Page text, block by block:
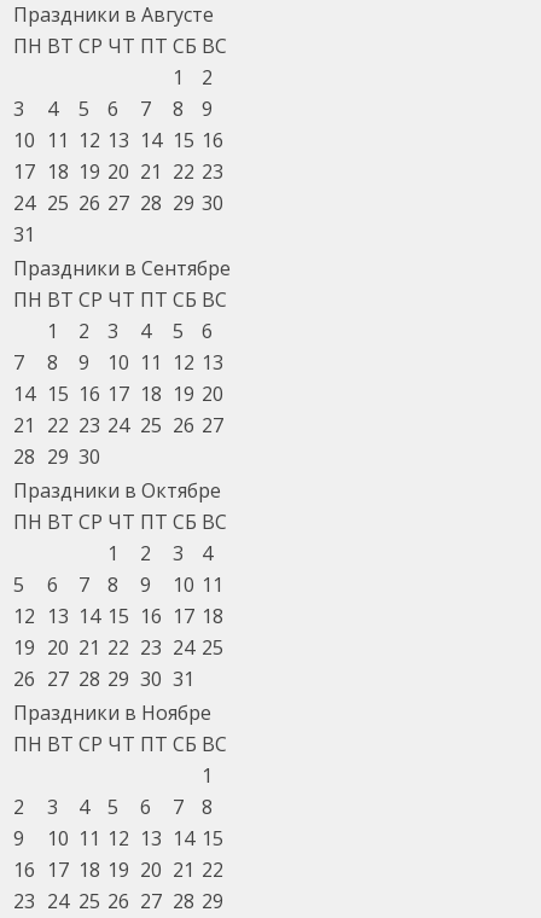
Праздники в Августе
ПН ВТ СР ЧТ ПТ СБ ВС
1
2
3
4 5 6 7 8
9
10 11 12 13 14 15 16
17 18 19 20 21 22 23
24 25 26 27 28 29 30
31
Праздники в Сентябре
ПН ВТ СР ЧТ ПТ СБ ВС
1
2 3 4 5
6
7
8 9 10 11 12 13
14 15 16 17 18 19 20
21
22 23 24 25 26 27
28 29 30
Праздники в Октябре
ПН ВТ СР ЧТ ПТ СБ ВС
1
2 3
4
5
6 7 8 9 10 11
12 13 14 15 16 17 18
19 20 21 22 23 24 25
26 27 28 29 30 31
Праздники в Ноябре
ПН ВТ СР ЧТ ПТ СБ ВС
1
2
3 4 5 6 7
8
9
10 11 12 13 14 15
16 17 18 19 20 21 22
23 24 25 26 27 28 29